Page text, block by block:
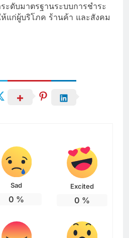
ะดับมาตรฐานระบบการชำระ
แก่ผู้บริโภค ร้านค้า และสังคม
Sad
0 %
Excited
0 %